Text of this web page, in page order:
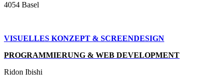
4054 Basel
VISUELLES KONZEPT & SCREENDESIGN
PROGRAMMIERUNG & WEB DEVELOPMENT
Ridon Ibishi